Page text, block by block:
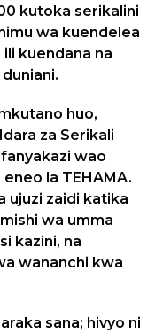
kutoka serikalini
wa kuendelea
kuendana na
huo,
za Serikali
wao
la TEHAMA.
ujuzi zaidi katika
wa umma
kazini, na
wananchi kwa
sana; hivyo ni